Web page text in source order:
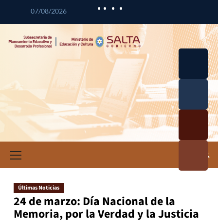
07/08/2026
Últimas Noticias
24 de marzo: Día Nacional de la
Memoria, por la Verdad y la Justicia
Curricul
Profesio
a
Investig